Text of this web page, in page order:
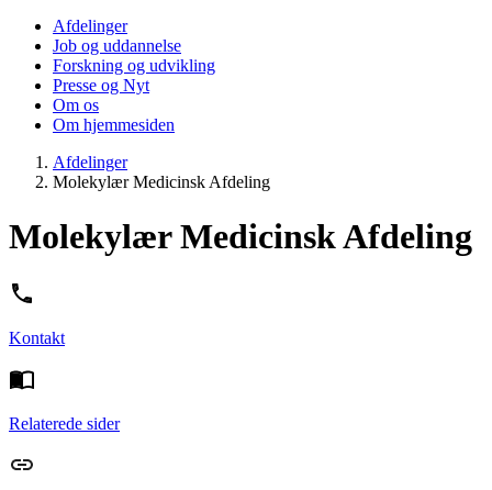
Afdelinger
Job og uddannelse
Forskning og udvikling
Presse og Nyt
Om os
Om hjemmesiden
Afdelinger
Molekylær Medicinsk Afdeling
Molekylær Medicinsk Afdeling
Kontakt
Relaterede sider